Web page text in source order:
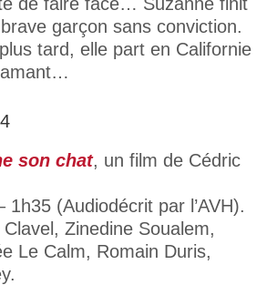
garçon sans conviction.
tard, elle part en Californie
amant…
son chat, un film de Cédric
1h35 (Audiodécrit par l’AVH).
Zinedine Soualem,
Le Calm, Romain Duris,